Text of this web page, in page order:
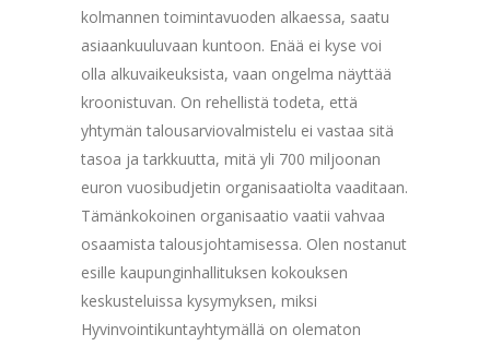
kolmannen toimintavuoden alkaessa, saatu
asiaankuuluvaan kuntoon. Enää ei kyse voi
olla alkuvaikeuksista, vaan ongelma näyttää
kroonistuvan. On rehellistä todeta, että
yhtymän talousarviovalmistelu ei vastaa sitä
tasoa ja tarkkuutta, mitä yli 700 miljoonan
euron vuosibudjetin organisaatiolta vaaditaan.
Tämänkokoinen organisaatio vaatii vahvaa
osaamista talousjohtamisessa. Olen nostanut
esille kaupunginhallituksen kokouksen
keskusteluissa kysymyksen, miksi
Hyvinvointikuntayhtymällä on olematon